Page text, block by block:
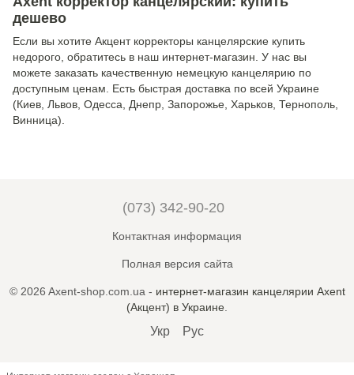
дешево
Если вы хотите Акцент корректоры канцелярские купить
недорого, обратитесь в наш интернет-магазин. У нас вы
можете заказать качественную немецкую канцелярию по
доступным ценам. Есть быстрая доставка по всей Украине
(Киев, Львов, Одесса, Днепр, Запорожье, Харьков, Тернополь,
Винница).
(073) 342-90-20
Контактная информация
Полная версия сайта
© 2026 Axent-shop.com.ua - интернет-магазин канцелярии Axent
(Акцент) в Украине
Укр Рус